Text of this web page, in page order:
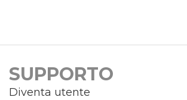
SUPPORTO
Diventa utente